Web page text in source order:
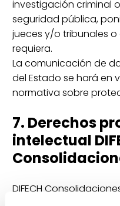
investigación criminal
seguridad pública,
jueces y/o tribunales o
requiera.
La comunicación de
del Estado se hará en
normativa sobre
7. Derechos
intelectual
DIFECH
derechos de autor,